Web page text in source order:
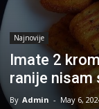
Najnovije
Imate 2
ranije
By Admin - May 6,